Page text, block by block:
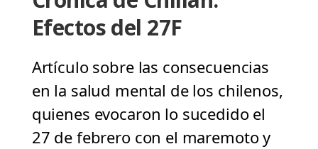
Efectos del 27F
Artículo sobre las consecuencias
en la salud mental de los chilenos,
quienes evocaron lo sucedido el
27 de febrero con el maremoto y